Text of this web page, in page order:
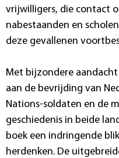
vrijwilligers, die contact
nabestaanden en
deze gevallenen
Met bijzondere
aan de bevrijding van
Nations-soldaten en de
geschiedenis in beide
boek een indringende
herdenken. De